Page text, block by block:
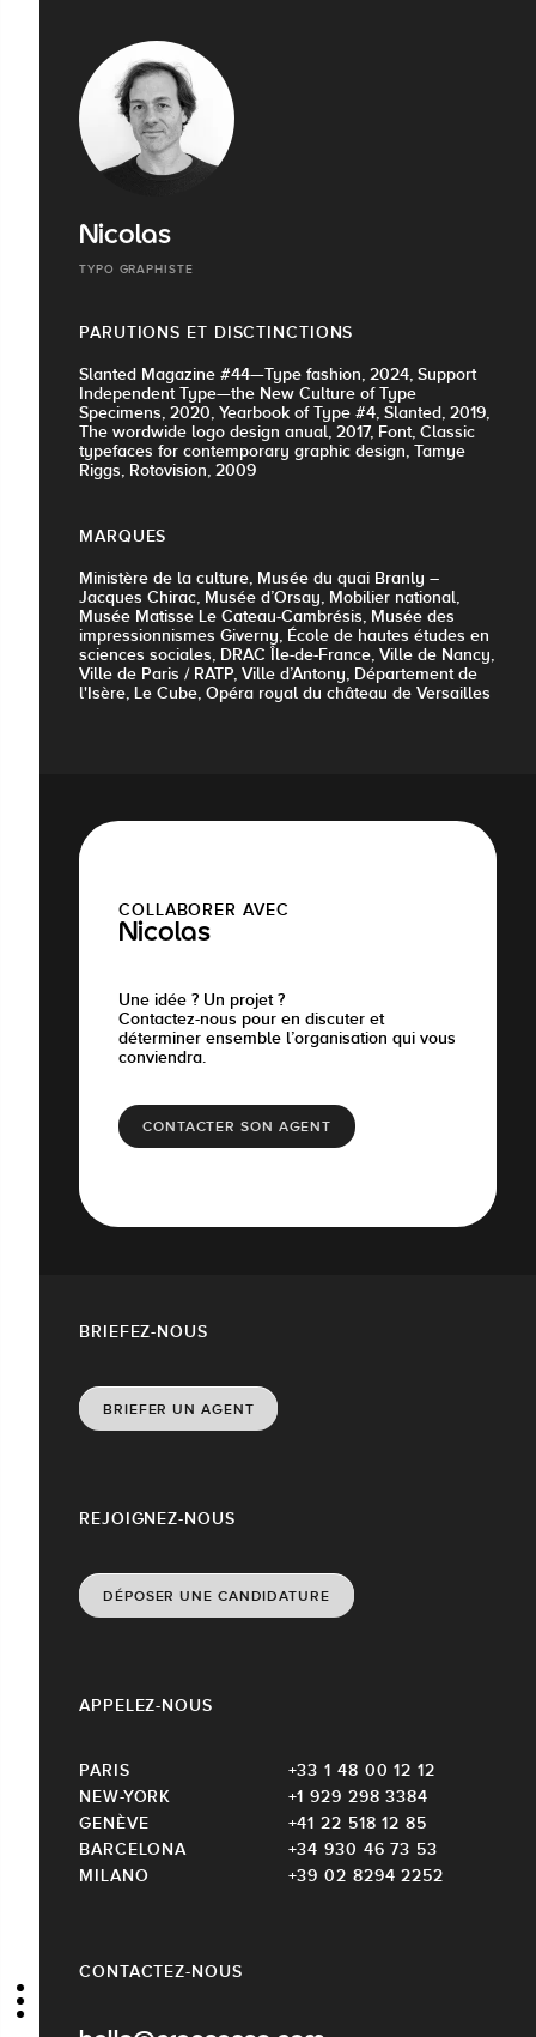
Nicolas
TYPO GRAPHISTE
PARUTIONS ET DISCTINCTIONS
Slanted Magazine #44—Type fashion, 2024, Support
Independent Type—the New Culture of Type
Specimens, 2020, Yearbook of Type #4, Slanted, 2019,
The wordwide logo design anual, 2017, Font, Classic
typefaces for contemporary graphic design, Tamye
Riggs, Rotovision, 2009
MARQUES
Ministère de la culture, Musée du quai Branly –
Jacques Chirac, Musée d’Orsay, Mobilier national,
Musée Matisse Le Cateau-Cambrésis, Musée des
impressionnismes Giverny, École de hautes études en
sciences sociales, DRAC Île-de-France, Ville de Nancy,
Ville de Paris / RATP, Ville d’Antony, Département de
l'Isère, Le Cube, Opéra royal du château de Versailles
COLLABORER AVEC
Nicolas
Une idée ? Un projet ?
Contactez-nous pour en discuter et
déterminer ensemble l’organisation qui vous
conviendra.
CONTACTER SON AGENT
CONTACTEZ-NOUS
REJOIGNEZ-NOUS
DÉPOSER UNE CANDIDATURE
APPELEZ-NOUS
PARIS
+33 1 48 00 12 12
NEW-YORK
+1 929 298 3384
GENÈVE
+41 22 518 12 85
BARCELONA
+34 930 46 73 53
MILANO
+39 02 8294 2252
BRIEFEZ-NOUS
BRIEFER UN AGENT